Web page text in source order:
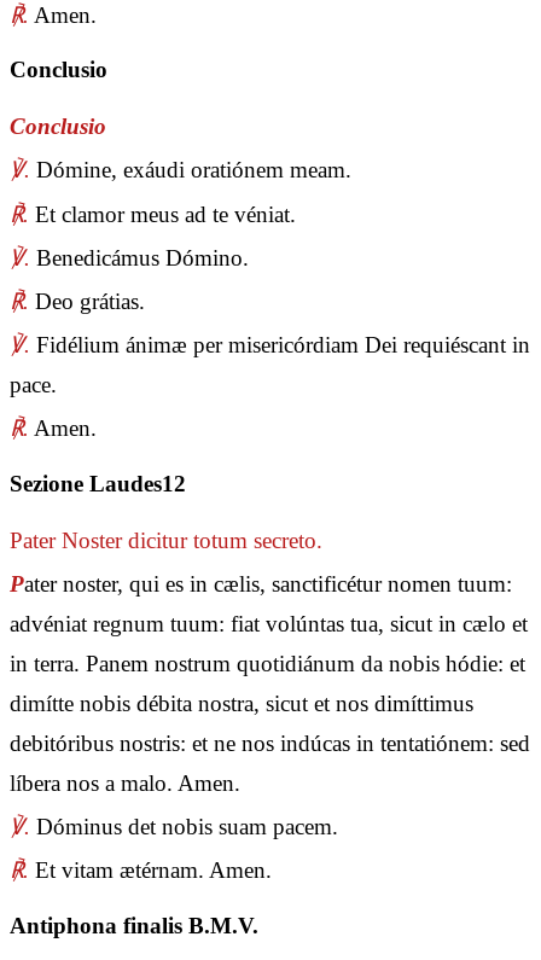
℟. Amen.
Conclusio
Conclusio
℣. Dómine, exáudi oratiónem meam.
℟. Et clamor meus ad te véniat.
℣. Benedicámus Dómino.
℟. Deo grátias.
℣. Fidélium ánimæ per misericórdiam Dei requiéscant in
pace.
℟. Amen.
Sezione Laudes12
Pater Nosterdicitur totum secreto.
Pater noster, qui es in cælis, sanctificétur nomen tuum:
advéniat regnum tuum: fiat volúntas tua, sicut in cælo et
in terra. Panem nostrum quotidiánum da nobis hódie: et
dimítte nobis débita nostra, sicut et nos dimíttimus
debitóribus nostris: et ne nos indúcas in tentatiónem: sed
líbera nos a malo. Amen.
℣. Dóminus det nobis suam pacem.
℟. Et vitam ætérnam. Amen.
Antiphona finalis B.M.V.